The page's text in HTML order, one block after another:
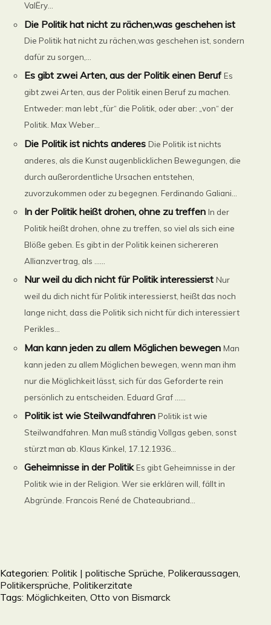
ValËry...
Die Politik hat nicht zu rächen,was geschehen ist
Die Politik hat nicht zu rächen,was geschehen ist, sondern
dafür zu sorgen,...
Es gibt zwei Arten, aus der Politik einen Beruf Es
gibt zwei Arten, aus der Politik einen Beruf zu machen.
Entweder: man lebt „für“ die Politik, oder aber: „von“ der
Politik. Max Weber...
Die Politik ist nichts anderes Die Politik ist nichts
anderes, als die Kunst augenblicklichen Bewegungen, die
durch außerordentliche Ursachen entstehen,
zuvorzukommen oder zu begegnen. Ferdinando Galiani...
In der Politik heißt drohen, ohne zu treffen In der
Politik heißt drohen, ohne zu treffen, so viel als sich eine
Blöße geben. Es gibt in der Politik keinen sichereren
Allianzvertrag, als ......
Nur weil du dich nicht für Politik interessierst Nur
weil du dich nicht für Politik interessierst, heißt das noch
lange nicht, dass die Politik sich nicht für dich interessiert
Perikles...
Man kann jeden zu allem Möglichen bewegen Man
kann jeden zu allem Möglichen bewegen, wenn man ihm
nur die Möglichkeit lässt, sich für das Geforderte rein
persönlich zu entscheiden. Eduard Graf ......
Politik ist wie Steilwandfahren Politik ist wie
Steilwandfahren. Man muß ständig Vollgas geben, sonst
stürzt man ab. Klaus Kinkel, 17.12.1936...
Geheimnisse in der Politik Es gibt Geheimnisse in der
Politik wie in der Religion. Wer sie erklären will, fällt in
Abgründe. Francois René de Chateaubriand...
Kategorien: Politik | politische Sprüche, Polikeraussagen,
Politikersprüche, Politikerzitate
Tags: Möglichkeiten Otto von Bismarck